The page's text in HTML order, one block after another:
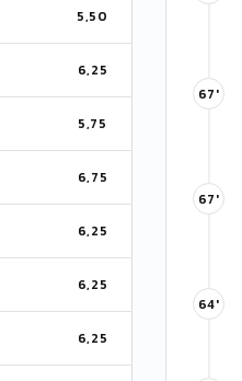
5,50
6,25
5,75
6,75
6,25
6,25
6,25
67'
67'
64'